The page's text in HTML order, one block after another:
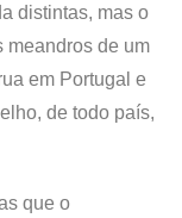
distintas, mas o
meandros de um
em Portugal e
de todo país,
que o